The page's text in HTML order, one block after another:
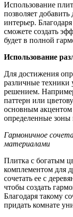
Использование
позволяет
интерьер.
сможете создать
будет в полной
Использование
Для достижения
различные техники
решением.
паттерн или
основным акцентом
определенные зоны
Гармоничное
материалами
Плитка с богатым
комплементом для
сочетать ее с
чтобы создать
Благодаря такому
придать комнате